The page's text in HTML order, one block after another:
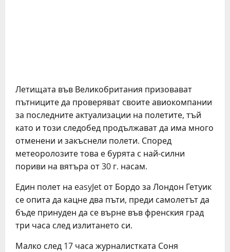
Летищата във Великобритания призовават
пътниците да проверяват своите авиокомпании
за последните актуализации на полетите, тъй
като и този следобед продължават да има много
отменени и закъснели полети. Според
метеоролозите това е бурята с най-силни
пориви на вятъра от 30 г. насам.
Един полет на easyJet от Бордо за Лондон Гетуик
се опита да кацне два пъти, преди самолетът да
бъде принуден да се върне във френския град
три часа след излитането си.
Малко след 17 часа журналистката Соня